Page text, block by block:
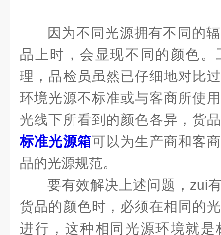
因为不同光源拥有不同的
品上时，会显现不同的颜色
理，品检员虽然已仔细地对比
环境光源不标准或与客商所使
光线下所看到的颜色各异，货
标准光源箱可以为生产商和客
品的光源规范。
要有效解决上述问题，zui
货品的颜色时，必须在相同的
进行，这种相同光源环境就是